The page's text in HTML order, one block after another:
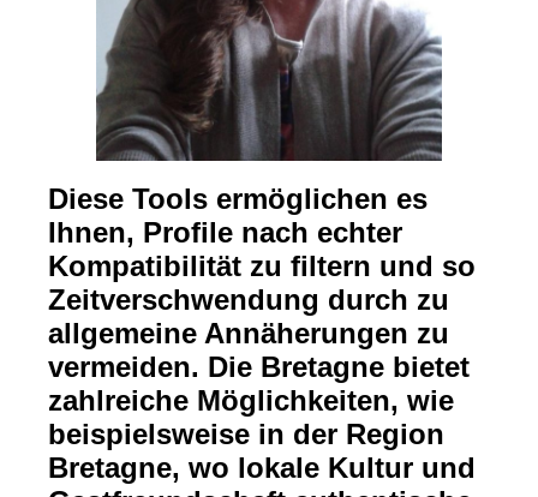
Diese Tools ermöglichen es
Ihnen, Profile nach echter
Kompatibilität zu filtern und so
Zeitverschwendung durch zu
allgemeine Annäherungen zu
vermeiden. Die Bretagne bietet
zahlreiche Möglichkeiten, wie
beispielsweise in der Region
Bretagne, wo lokale Kultur und